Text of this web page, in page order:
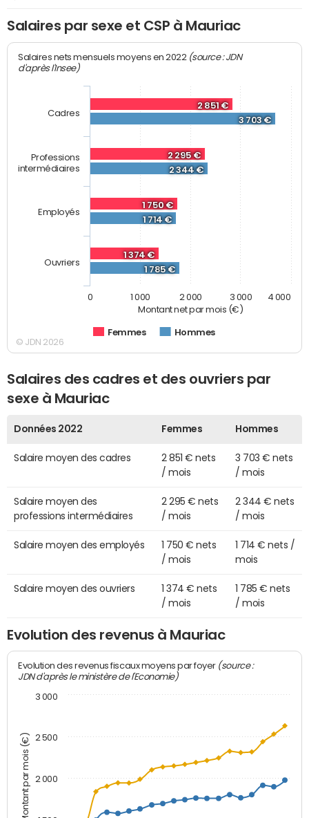
Salaires par sexe et CSP à Mauriac
Montant net par mois (€)
Salaires nets mensuels moyens en 2022 (source : JDN
d'après l'Insee)
2 851 €
2 295 €
1 750 €
1 374 €
3 703 €
2 344 €
1 714 €
1 785 €
Femmes Hommes
Cadres
Professions
intermédiaires
Employés
Ouvriers
0 1 000 2 000 3 000 4 000
© JDN 2026
Salaires des cadres et des ouvriers par
sexe à Mauriac
Données 2022 Femmes Hommes
Salaire moyen des cadres
2 851 € nets
/ mois
3 703 € nets
/ mois
Salaire moyen des
professions intermédiaires
2 295 € nets
/ mois
2 344 € nets
/ mois
Salaire moyen des employés
1 750 € nets
/ mois
1 714 € nets /
mois
Salaire moyen des ouvriers
1 374 € nets
/ mois
1 785 € nets
/ mois
Evolution des revenus à Mauriac
Montant par mois (€)
Evolution des revenus fiscaux moyens par foyer (source :
JDN d'après le ministère de l'Economie)
2 000
2 500
3 000